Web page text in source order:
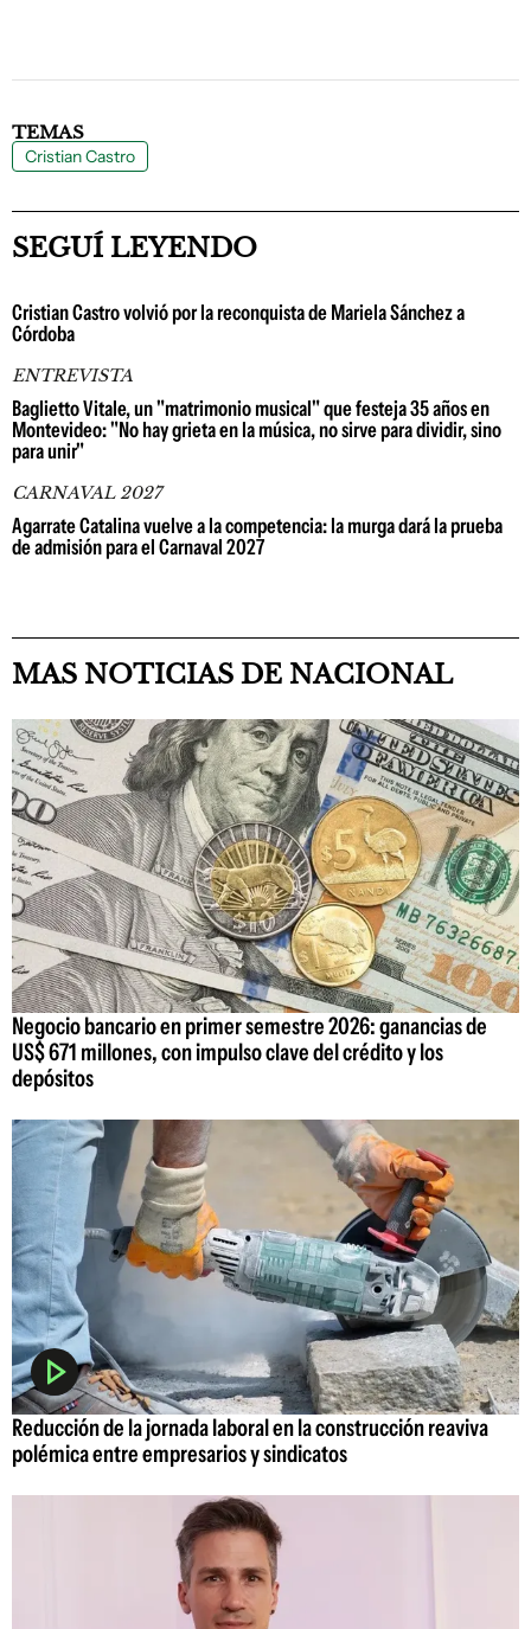
TEMAS
Cristian Castro
SEGUÍ LEYENDO
Cristian Castro volvió por la reconquista de Mariela Sánchez a
Córdoba
ENTREVISTA
Baglietto Vitale, un "matrimonio musical" que festeja 35 años en
Montevideo: "No hay grieta en la música, no sirve para dividir, sino
para unir"
CARNAVAL 2027
Agarrate Catalina vuelve a la competencia: la murga dará la prueba
de admisión para el Carnaval 2027
MAS NOTICIAS DE NACIONAL
Negocio bancario en primer semestre 2026: ganancias de
US$ 671 millones, con impulso clave del crédito y los
depósitos
Reducción de la jornada laboral en la construcción reaviva
polémica entre empresarios y sindicatos